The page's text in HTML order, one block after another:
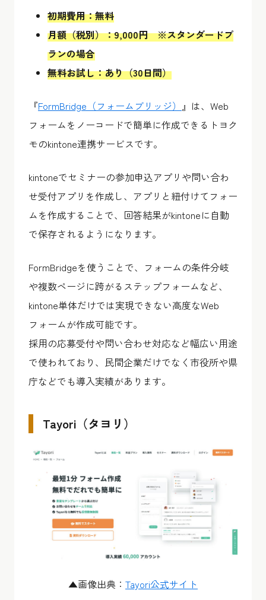
初期費用：無料
月額（税別）：9,000円 ※スタンダードプ
ランの場合
無料お試し：あり（30日間）
『FormBridge（フォームブリッジ）
』は、Web
フォームをノーコードで簡単に作成できるトヨク
モのkintone連携サービスです。
kintoneでセミナーの参加申込アプリや問い合わ
せ受付アプリを作成し、アプリと紐付けてフォー
ムを作成することで、回答結果がkintoneに自動
で保存されるようになります。
FormBridgeを使うことで、フォームの条件分岐
や複数ページに跨がるステップフォームなど、
kintone単体だけでは実現できない高度なWeb
フォームが作成可能です。
採用の応募受付や問い合わせ対応など幅広い用途
で使われており、民間企業だけでなく市役所や県
庁などでも導入実績があります。
Tayori（タヨリ）
▲画像出典： Tayori公式サイト